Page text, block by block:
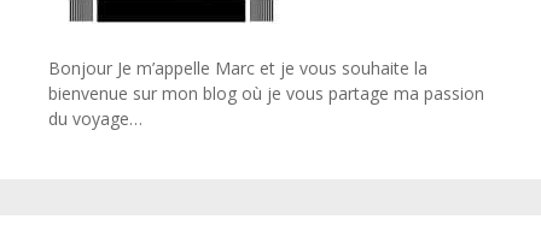
Bonjour Je m’appelle Marc et je vous souhaite la
bienvenue sur mon blog où je vous partage ma passion
du voyage…